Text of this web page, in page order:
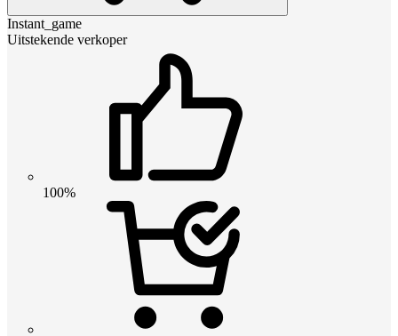
Instant_game
Uitstekende verkoper
100%